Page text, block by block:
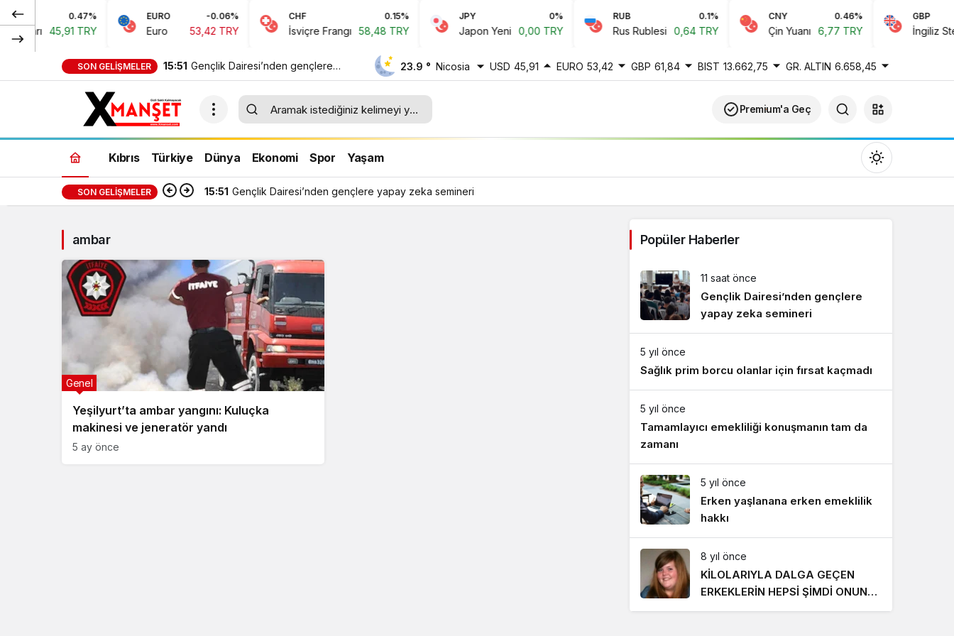
0.47%
45,91 TRY
EURO -0.06%
Euro 53,42 TRY
CHF 0.15%
İsviçre Frangı 58,48 TRY Japon Yeni 0,00 TRY
RUB 0.1%
Rus Rublesi 0,64 TRY
CNY 0.46%
Çin Yuanı 6,77 TRY
GBP
İngiliz
SON GELIŞMELER 15:51 Gençlik Dairesi’nden gençlere
yapay zeka semineri
23.9 ° Nicosia USD 45,91 EURO 53,42 GBP 61,84 BIST 13.662,75 GR. ALTIN 6.658,45
Premium'a Geç
Kıbrıs Türkiye Dünya Ekonomi Spor Yaşam
Gündüz modunu seçin.
SON GELIŞMELER 15:51 Gençlik Dairesi’nden gençlere yapay zeka semineri
ambar
Yeşilyurt’ta ambar yangını: Kuluçka
makinesi ve jeneratör yandı
Genel
5 ay önce
Popüler Haberler
11 saat önce
Gençlik Dairesi’nden gençlere
yapay zeka semineri
5 yıl önce
Sağlık prim borcu olanlar için fırsat kaçmadı
5 yıl önce
Tamamlayıcı emekliliği konuşmanın tam da
zamanı
5 yıl önce
Erken yaşlanana erken emeklilik
hakkı
8 yıl önce
KİLOLARIYLA DALGA GEÇEN
ERKEKLERİN HEPSİ ŞİMDİ ONUN
PEŞİNDE! SON HALİ İNANILMAZ